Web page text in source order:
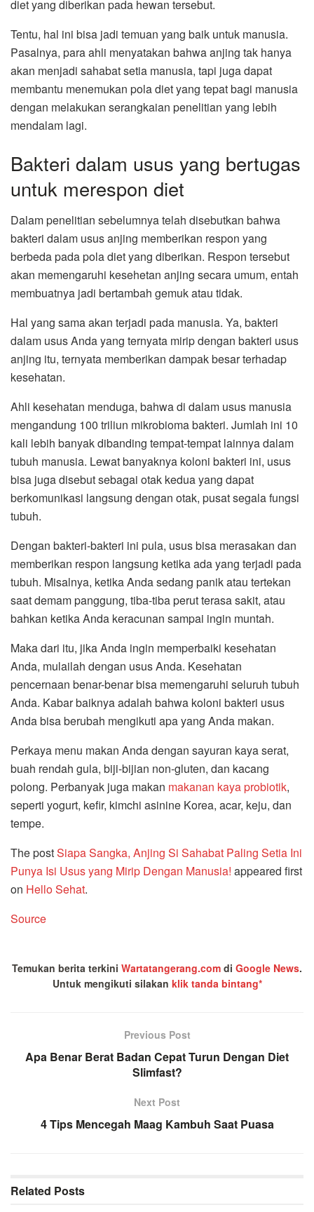
diet yang diberikan pada hewan tersebut.
Tentu, hal ini bisa jadi temuan yang baik untuk manusia.
Pasalnya, para ahli menyatakan bahwa anjing tak hanya
akan menjadi sahabat setia manusia, tapi juga dapat
membantu menemukan pola diet yang tepat bagi manusia
dengan melakukan serangkaian penelitian yang lebih
mendalam lagi.
Bakteri dalam usus yang bertugas
untuk merespon diet
Dalam penelitian sebelumnya telah disebutkan bahwa
bakteri dalam usus anjing memberikan respon yang
berbeda pada pola diet yang diberikan. Respon tersebut
akan memengaruhi kesehetan anjing secara umum, entah
membuatnya jadi bertambah gemuk atau tidak.
Hal yang sama akan terjadi pada manusia. Ya, bakteri
dalam usus Anda yang ternyata mirip dengan bakteri usus
anjing itu, ternyata memberikan dampak besar terhadap
kesehatan.
Ahli kesehatan menduga, bahwa di dalam usus manusia
mengandung 100 triliun mikrobioma bakteri. Jumlah ini 10
kali lebih banyak dibanding tempat-tempat lainnya dalam
tubuh manusia. Lewat banyaknya koloni bakteri ini, usus
bisa juga disebut sebagai otak kedua yang dapat
berkomunikasi langsung dengan otak, pusat segala fungsi
tubuh.
Dengan bakteri-bakteri ini pula, usus bisa merasakan dan
memberikan respon langsung ketika ada yang terjadi pada
tubuh. Misalnya, ketika Anda sedang panik atau tertekan
saat demam panggung, tiba-tiba perut terasa sakit, atau
bahkan ketika Anda keracunan sampai ingin muntah.
Maka dari itu, jika Anda ingin memperbaiki kesehatan
Anda, mulailah dengan usus Anda. Kesehatan
pencernaan benar-benar bisa memengaruhi seluruh tubuh
Anda. Kabar baiknya adalah bahwa koloni bakteri usus
Anda bisa berubah mengikuti apa yang Anda makan.
Perkaya menu makan Anda dengan sayuran kaya serat,
buah rendah gula, biji-bijian non-gluten, dan kacang
polong. Perbanyak juga makan makanan kaya probiotik,
seperti yogurt, kefir, kimchi asinine Korea, acar, keju, dan
tempe.
The postSiapa Sangka, Anjing Si Sahabat Paling Setia Ini
Punya Isi Usus yang Mirip Dengan Manusia! appeared first
on Hello Sehat.
Source
Temukan berita terkini Wartatangerang.com di Google News.
Untuk mengikuti silakan klik tanda bintang*
Previous Post
Apa Benar Berat Badan Cepat Turun Dengan Diet
Slimfast?
Next Post
4 Tips Mencegah Maag Kambuh Saat Puasa
Related Posts